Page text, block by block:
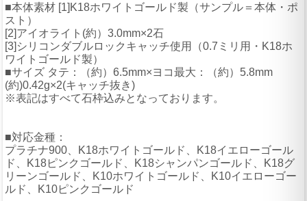
■本体素材 [1]K18ホワイトゴールド製（サンプル＝本体・ポ
スト）
[2]アイオライト(約）3.0mm×2石
[3]シリコンダブルロックキャッチ使用（0.7ミリ用・K18ホ
ワイトゴールド製）
■サイズ タテ：（約）6.5mm×ヨコ最大：（約）5.8mm
(約)0.42g×2(キャッチ抜き)
※表記はすべて石枠込みとなっております。
■対応金種：
プラチナ900、K18ホワイトゴールド、K18イエローゴール
ド、K18ピンクゴールド、K18シャンパンゴールド、K18グ
リーンゴールド、K10ホワイトゴールド、K10イエローゴー
ルド、K10ピンクゴールド